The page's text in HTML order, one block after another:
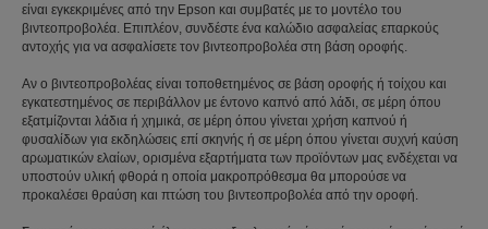
είναι εγκεκριμένες από την Epson και συμβατές με το μοντέλο του
βιντεοπροβολέα. Επιπλέον, συνδέστε ένα καλώδιο ασφαλείας επαρκούς
αντοχής για να ασφαλίσετε τον βιντεοπροβολέα στη βάση οροφής.
Αν ο βιντεοπροβολέας είναι τοποθετημένος σε βάση οροφής ή τοίχου και
εγκατεστημένος σε περιβάλλον με έντονο καπνό από λάδι, σε μέρη όπου
εξατμίζονται λάδια ή χημικά, σε μέρη όπου γίνεται χρήση καπνού ή
φυσαλίδων για εκδηλώσεις επί σκηνής ή σε μέρη όπου γίνεται συχνή καύση
αρωματικών ελαίων, ορισμένα εξαρτήματα των προϊόντων μας ενδέχεται να
υποστούν υλική φθορά η οποία μακροπρόθεσμα θα μπορούσε να
προκαλέσει θραύση και πτώση του βιντεοπροβολέα από την οροφή.